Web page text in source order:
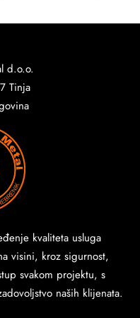
d.o.o.
Tinja
kvaliteta usluga
visini, kroz sigurnost,
svakom projektu, s
naših klijenata.